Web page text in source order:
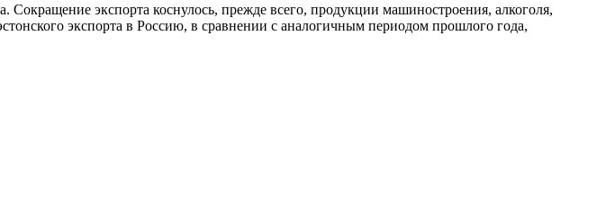
экспорта коснулось, прежде всего, продукции машиностроения, алкоголя,
экспорта в Россию, в сравнении с аналогичным периодом прошлого года,